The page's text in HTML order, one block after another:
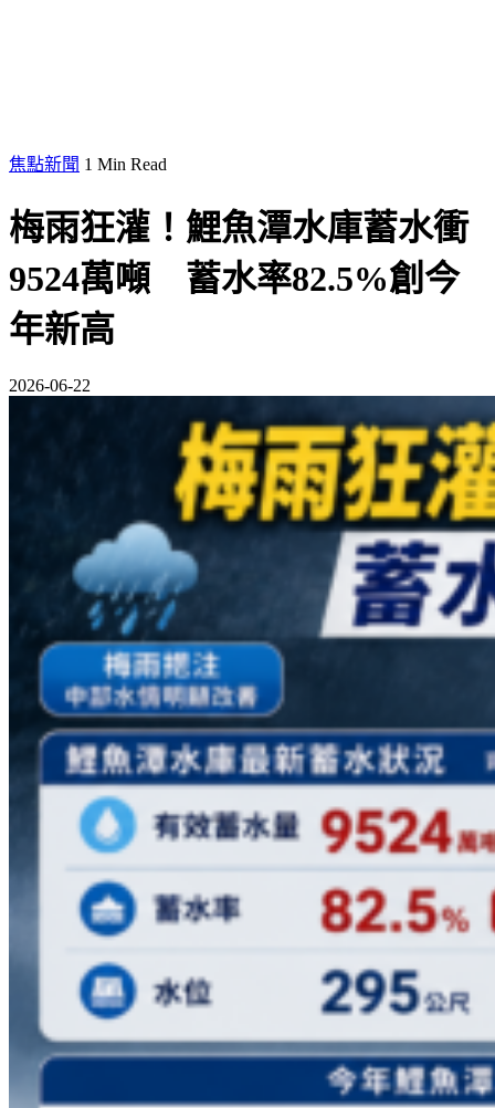
焦點新聞 1 Min Read
梅雨狂灌！鯉魚潭水庫蓄水衝
9524萬噸 蓄水率82.5%創今
年新高
2026-06-22